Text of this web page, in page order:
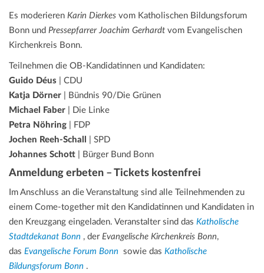
Es moderieren Karin Dierkes vom Katholischen Bildungsforum
Bonn und Pressepfarrer Joachim Gerhardt vom Evangelischen
Kirchenkreis Bonn.
Teilnehmen die OB-Kandidatinnen und Kandidaten:
Guido Déus | CDU
Katja Dörner | Bündnis 90/Die Grünen
Michael Faber | Die Linke
Petra Nöhring | FDP
Jochen Reeh-Schall
| SPD
Johannes Schott | Bürger Bund Bonn
Anmeldung erbeten – Tickets kostenfrei
Im Anschluss an die Veranstaltung sind alle Teilnehmenden zu
einem Come-together mit den Kandidatinnen und Kandidaten in
den Kreuzgang eingeladen. Veranstalter sind das Katholische
Stadtdekanat Bonn , der Evangelische Kirchenkreis Bonn,
das Evangelische Forum Bonn sowie das Katholische
Bildungsforum Bonn .